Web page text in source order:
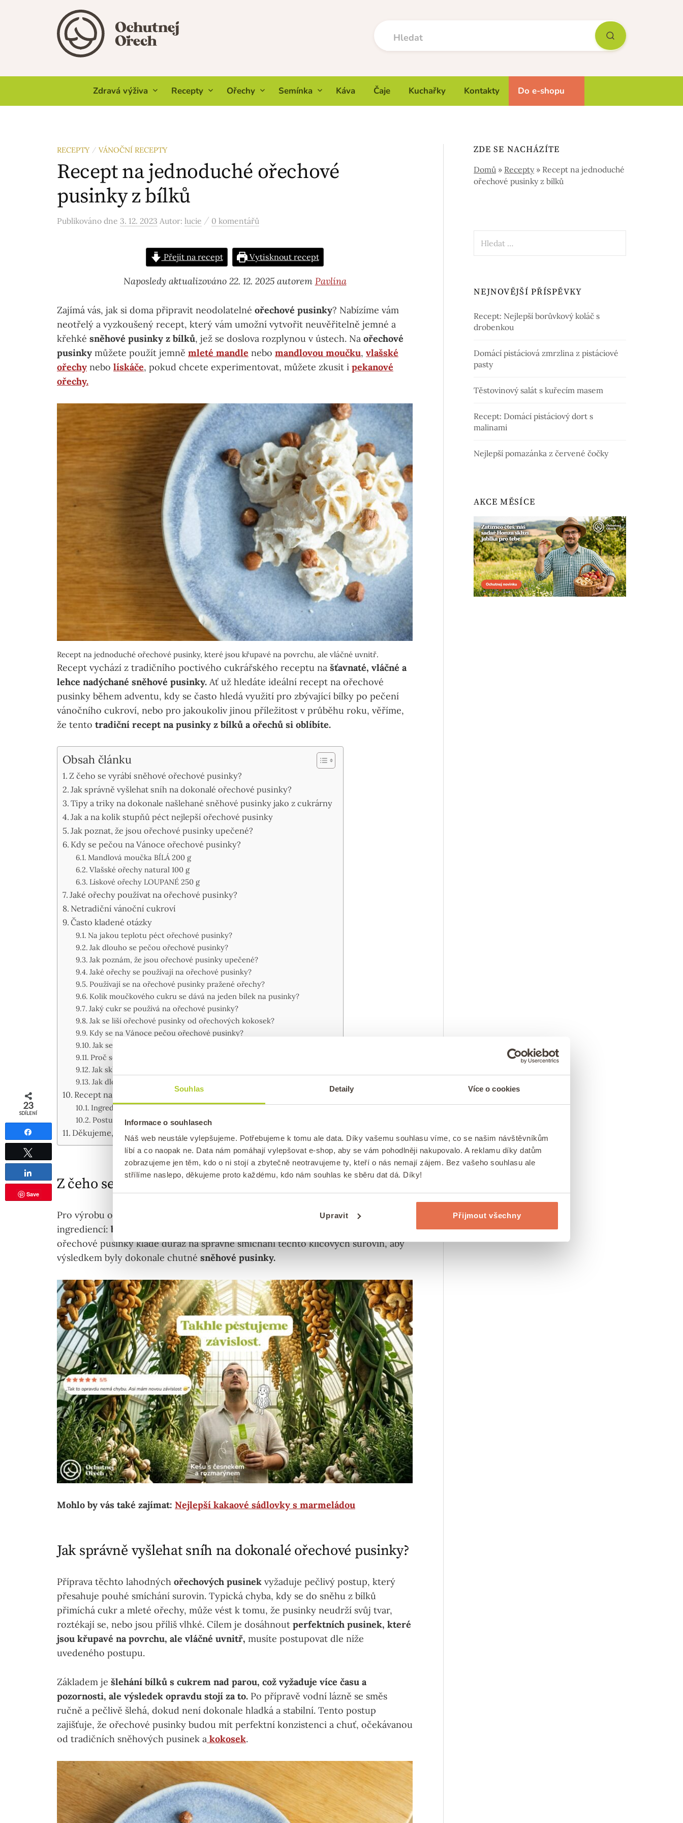
Souhlas Detaily Více o cookies
Informace o souhlasech
Náš web neustále vylepšujeme. Potřebujeme k tomu ale data. Díky vašemu souhlasu víme, co se našim návštěvníkům
líbí a co naopak ne. Data nám pomáhají vylepšovat e-shop, aby se vám pohodlněji nakupovalo. A reklamu díky datům
zobrazujeme jen těm, kdo o ni stojí a zbytečně neotravujeme ty, kteří o nás nemají zájem. Bez vašeho souhlasu ale
střílíme naslepo, děkujeme proto každému, kdo nám souhlas ke sběru dat dá. Díky!
Upravit Přijmout všechny
Zdravá výživa Recepty Ořechy Semínka Káva Čaje Kuchařky Kontakty Do e-shopu
RECEPTY / VÁNOČNÍ RECEPTY
Recept na jednoduché ořechové
pusinky z bílků
Publikováno dne 3. 12. 2023 Autor: lucie / 0 komentářů
Přejít na recept Vytisknout recept
Naposledy aktualizováno 22. 12. 2025 autorem Pavlína
Zajímá vás, jak si doma připravit neodolatelné ořechové pusinky? Nabízíme vám
neotřelý a vyzkoušený recept, který vám umožní vytvořit neuvěřitelně jemné a
křehké sněhové pusinky z bílků, jež se doslova rozplynou v ústech. Na ořechové
pusinky můžete použít jemně mleté mandle nebo mandlovou moučku, vlašské
ořechy nebo lískáče, pokud chcete experimentovat, můžete zkusit i pekanové
ořechy.
Recept na jednoduché ořechové pusinky, které jsou křupavé na povrchu, ale vláčné uvnitř.
Recept vychází z tradičního poctivého cukrářského receptu na šťavnaté, vláčné a
lehce nadýchané sněhové pusinky. Ať už hledáte ideální recept na ořechové
pusinky během adventu, kdy se často hledá využití pro zbývající bílky po pečení
vánočního cukroví, nebo pro jakoukoliv jinou příležitost v průběhu roku, věříme,
že tento tradiční recept na pusinky z bílků a ořechů si oblíbíte.
Obsah článku
Z čeho se vyrábí sněhové ořechové pusinky?
Jak správně vyšlehat sníh na dokonalé ořechové pusinky?
Tipy a triky na dokonale našlehané sněhové pusinky jako z cukrárny
Jak a na kolik stupňů péct nejlepší ořechové pusinky
Jak poznat, že jsou ořechové pusinky upečené?
Kdy se pečou na Vánoce ořechové pusinky?
Mandlová moučka BÍLÁ 200 g
Vlašské ořechy natural 100 g
Lískové ořechy LOUPANÉ 250 g
Jaké ořechy používat na ořechové pusinky?
Netradiční vánoční cukroví
Často kladené otázky
Na jakou teplotu péct ořechové pusinky?
Jak dlouho se pečou ořechové pusinky?
Jak poznám, že jsou ořechové pusinky upečené?
Jaké ořechy se používají na ořechové pusinky?
Používají se na ořechové pusinky pražené ořechy?
Kolik moučkového cukru se dává na jeden bílek na pusinky?
Jaký cukr se používá na ořechové pusinky?
Jak se liší ořechové pusinky od ořechových kokosek?
Kdy se na Vánoce pečou ořechové pusinky?
Jak se tvarují ořechové pusinky?
Proč se mi roztekly ořechové pusinky?
Jak skladovat ořechové pusinky?
Jak dlouho vydrží ořechové pusinky?
Recept na jednoduché ořechové pusinky z bílků
Ingredience
Postup
Děkujeme, že nás čtete!
Z čeho se vyrábí sněhové ořechové pusinky?
Pro výrobu ořechových pusinek z bílků je třeba pouze několik základních
ingrediencí: bílky, moučkový cukr a mleté ořechy.
ořechové pusinky klade důraz na správné smíchání těchto klíčových surovin, aby
výsledkem byly dokonale chutné sněhové pusinky.
Mohlo by vás také zajímat: Nejlepší kakaové sádlovky s marmeládou
Jak správně vyšlehat sníh na dokonalé ořechové pusinky?
Příprava těchto lahodných ořechových pusinek vyžaduje pečlivý postup, který
přesahuje pouhé smíchání surovin. Typická chyba, kdy se do sněhu z bílků
přimíchá cukr a mleté ořechy, může vést k tomu, že pusinky neudrží svůj tvar,
roztékají se, nebo jsou příliš vlhké. Cílem je dosáhnout perfektních pusinek, které
jsou křupavé na povrchu, ale vláčné uvnitř, musíte postupovat dle níže
uvedeného postupu.
Základem je šlehání bílků s cukrem nad parou, což vyžaduje více času a
pozornosti, ale výsledek opravdu stojí za to. Po přípravě vodní lázně se směs
ručně a pečlivě šlehá, dokud není dokonale hladká a stabilní. Tento postup
zajišťuje, že ořechové pusinky budou mít perfektní konzistenci a chuť, očekávanou
od tradičních sněhových pusinek a kokosek.
ZDE SE NACHÁZÍTE
Domů » Recepty » Recept na jednoduché
ořechové pusinky z bílků
NEJNOVĚJŠÍ PŘÍSPĚVKY
Recept: Nejlepší borůvkový koláč s
drobenkou
Domácí pistáciová zmrzlina z pistáciové
pasty
Těstovinový salát s kuřecím masem
Recept: Domácí pistáciový dort s
malinami
Nejlepší pomazánka z červené čočky
AKCE MĚSÍCE
23
SDÍLENÍ
Tweetnout
Save